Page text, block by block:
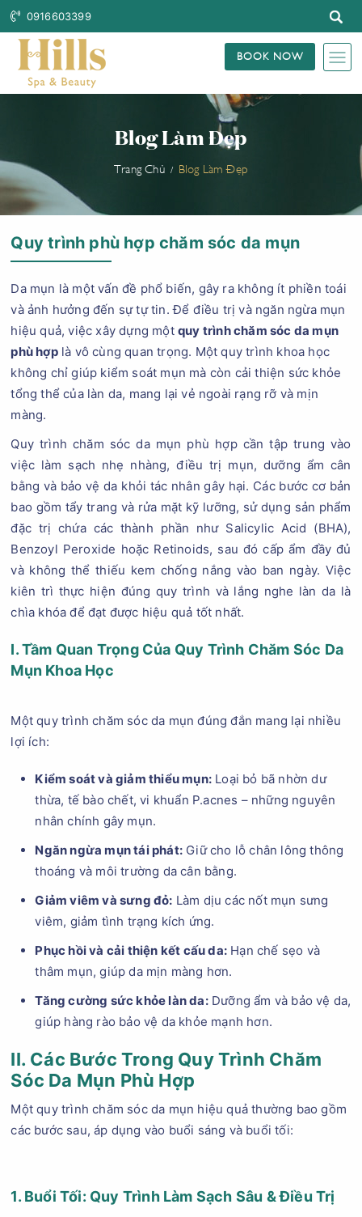
0916603399
BOOK NOW
Blog Làm Đẹp
Trang Chủ Blog Làm Đẹp
Quy trình phù hợp chăm sóc da mụn
Da mụn là một vấn đề phổ biến, gây ra không ít phiền toái
và ảnh hưởng đến sự tự tin. Để điều trị và ngăn ngừa mụn
hiệu quả, việc xây dựng mộtquy trình chăm sóc da mụn
phù hợplà vô cùng quan trọng. Một quy trình khoa học
không chỉ giúp kiểm soát mụn mà còn cải thiện sức khỏe
tổng thể của làn da, mang lại vẻ ngoài rạng rỡ và mịn
màng.
Quy trình chăm sóc da mụn phù hợp cần tập trung vào
việc làm sạch nhẹ nhàng, điều trị mụn, dưỡng ẩm cân
bằng và bảo vệ da khỏi tác nhân gây hại. Các bước cơ bản
bao gồm tẩy trang và rửa mặt kỹ lưỡng, sử dụng sản phẩm
đặc trị chứa các thành phần như Salicylic Acid (BHA),
Benzoyl Peroxide hoặc Retinoids, sau đó cấp ẩm đầy đủ
và không thể thiếu kem chống nắng vào ban ngày. Việc
kiên trì thực hiện đúng quy trình và lắng nghe làn da là
chìa khóa để đạt được hiệu quả tốt nhất.
I. Tầm Quan Trọng Của Quy Trình Chăm Sóc Da
Mụn Khoa Học
Một quy trình chăm sóc da mụn đúng đắn mang lại nhiều
lợi ích:
Kiểm soát và giảm thiểu mụn: Loại bỏ bã nhờn dư
thừa, tế bào chết, vi khuẩn P.acnes – những nguyên
nhân chính gây mụn.
Ngăn ngừa mụn tái phát: Giữ cho lỗ chân lông thông
thoáng và môi trường da cân bằng.
Giảm viêm và sưng đỏ: Làm dịu các nốt mụn sưng
viêm, giảm tình trạng kích ứng.
Phục hồi và cải thiện kết cấu da: Hạn chế sẹo và
thâm mụn, giúp da mịn màng hơn.
Tăng cường sức khỏe làn da:Dưỡng ẩm và bảo vệ da,
giúp hàng rào bảo vệ da khỏe mạnh hơn.
II. Các Bước Trong Quy Trình Chăm
Sóc Da Mụn Phù Hợp
Một quy trình chăm sóc da mụn hiệu quả thường bao gồm
các bước sau, áp dụng vào buổi sáng và buổi tối:
1. Buổi Tối: Quy Trình Làm Sạch Sâu & Điều Trị